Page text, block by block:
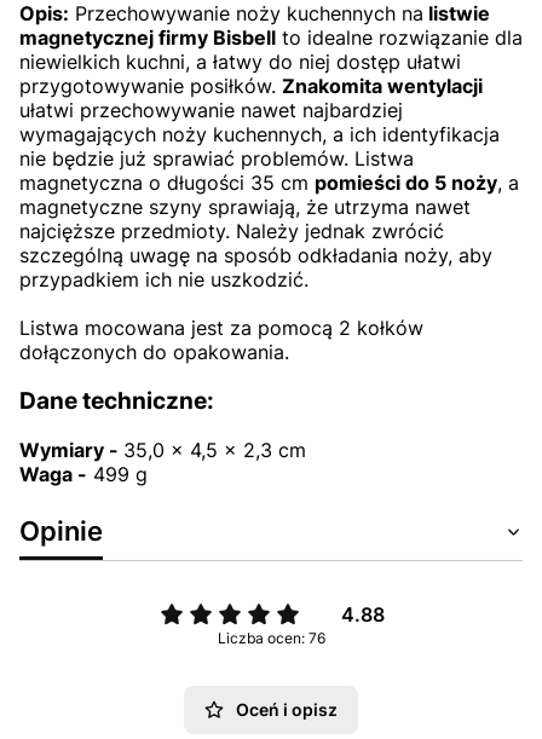
Opis: Przechowywanie noży kuchennych na listwie
magnetycznej firmy Bisbell to idealne rozwiązanie dla
niewielkich kuchni, a łatwy do niej dostęp ułatwi
przygotowywanie posiłków. Znakomita wentylacji
ułatwi przechowywanie nawet najbardziej
wymagających noży kuchennych, a ich identyfikacja
nie będzie już sprawiać problemów. Listwa
magnetyczna o długości 35 cm pomieści do 5 noży, a
magnetyczne szyny sprawiają, że utrzyma nawet
najcięższe przedmioty. Należy jednak zwrócić
szczególną uwagę na sposób odkładania noży, aby
przypadkiem ich nie uszkodzić.
Listwa mocowana jest za pomocą 2 kołków
dołączonych do opakowania.
Dane techniczne:
Wymiary - 35,0 x 4,5 x 2,3 cm
Waga - 499 g
Opinie
4.88
Liczba ocen: 76
Oceń i opisz